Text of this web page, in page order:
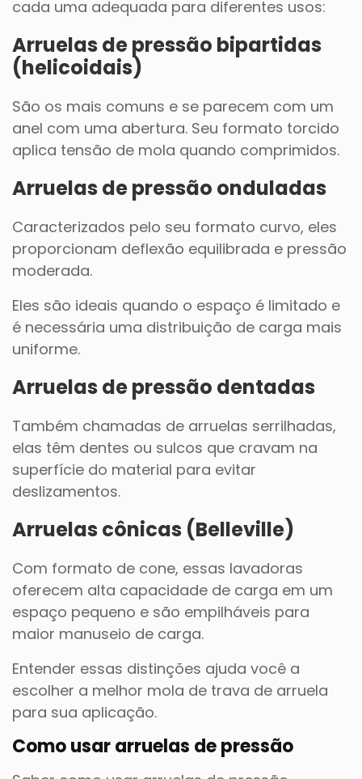
cada uma adequada para diferentes usos:
Arruelas de pressão bipartidas
(helicoidais)
São os mais comuns e se parecem com um
anel com uma abertura. Seu formato torcido
aplica tensão de mola quando comprimidos.
Arruelas de pressão onduladas
Caracterizados pelo seu formato curvo, eles
proporcionam deflexão equilibrada e pressão
moderada.
Eles são ideais quando o espaço é limitado e
é necessária uma distribuição de carga mais
uniforme.
Arruelas de pressão dentadas
Também chamadas de arruelas serrilhadas,
elas têm dentes ou sulcos que cravam na
superfície do material para evitar
deslizamentos.
Arruelas cônicas (Belleville)
Com formato de cone, essas lavadoras
oferecem alta capacidade de carga em um
espaço pequeno e são empilháveis para
maior manuseio de carga.
Entender essas distinções ajuda você a
escolher a melhor mola de trava de arruela
para sua aplicação.
Como usar arruelas de pressão